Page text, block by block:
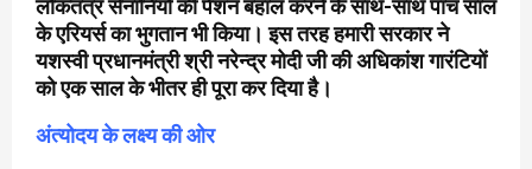
लोकतंत्र सेनानियों की पेंशन बहाल करने के साथ-साथ पांच साल
के एरियर्स का भुगतान भी किया। इस तरह हमारी सरकार ने
यशस्वी प्रधानमंत्री श्री नरेन्द्र मोदी जी की अधिकांश गारंटियों
को एक साल के भीतर ही पूरा कर दिया है।
अंत्योदय के लक्ष्य की ओर